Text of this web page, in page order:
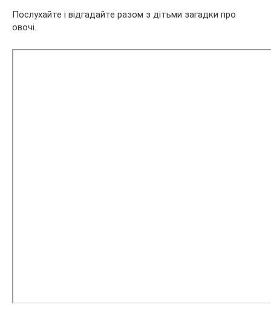
Послухайте і відгадайте разом з дітьми загадки про
овочі.